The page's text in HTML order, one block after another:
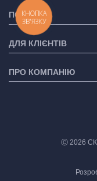
ПОСЛУГИ
ДЛЯ КЛІЄНТІВ
ПРО КОМПАНІЮ
Ⓒ 2026
КНОПКА
ЗВ'ЯЗКУ